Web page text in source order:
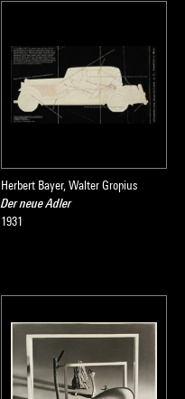
Herbert Bayer, Walter Gropius
Der neue Adler
1931